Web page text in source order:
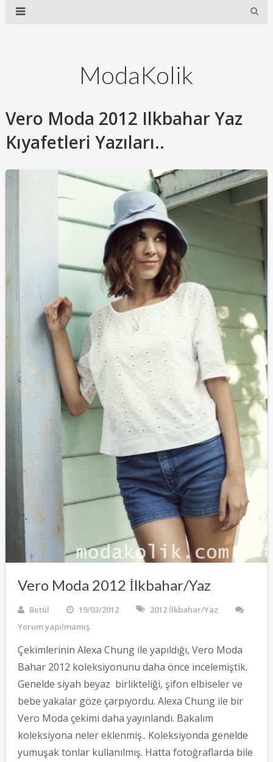
ModaKolik
Vero Moda 2012 Ilkbahar Yaz
Kıyafetleri Yazıları..
Vero Moda 2012 İlkbahar/Yaz
Betül 19/03/2012
2012 İlkbahar/Yaz
Yorum yapılmamış
Çekimlerinin Alexa Chung ile yapıldığı, Vero Moda
Bahar 2012 koleksiyonunu daha önce incelemiştik.
Genelde siyah beyaz birlikteliği, şifon elbiseler ve
bebe yakalar göze çarpıyordu. Alexa Chung ile bir
Vero Moda çekimi daha yayınlandı. Bakalım
koleksiyona neler eklenmiş.. Koleksiyonda genelde
yumuşak tonlar kullanılmış. Hatta fotoğraflarda bile